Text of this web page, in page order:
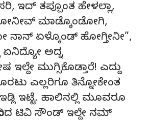
ಇದ್ ತಪ್ಪೂಂತ ಹೇಳಲ್ಲಾ,
ಮಾಡ್ಕೊಂಡೋಗಿ,
ನಾನ್ ಏಳ್ಕೊಂಡ್ ಹೋಗ್ತೀನೀ”,
ಅದ್ನ
ಮುಗ್ಸಿಕೊಡ್ತಾರೆ! ಎದ್ದು
ಎಲ್ಲರಿಗೂ ತಿನ್ನೋಕೇಂತ
ಇಟ್ಟೆ. ಹಾಲಿನಲ್ಲಿ ಮೂವರೂ
ಟಿವಿ ಸೌಂಡ್ ಇಲ್ದೇ ನಮ್